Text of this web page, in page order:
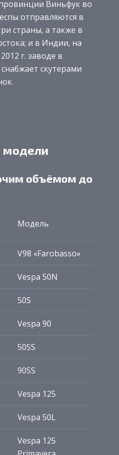
Виньфук во
отправляются в
страны, а также в
и в Индии, на
г. заводе в
скутерами
объёмом до
Модель
V98 «Farobasso»
Vespa 50N
50S
Vespa 90
50SS
90SS
Vespa 125
Vespa 50L
Vespa 125